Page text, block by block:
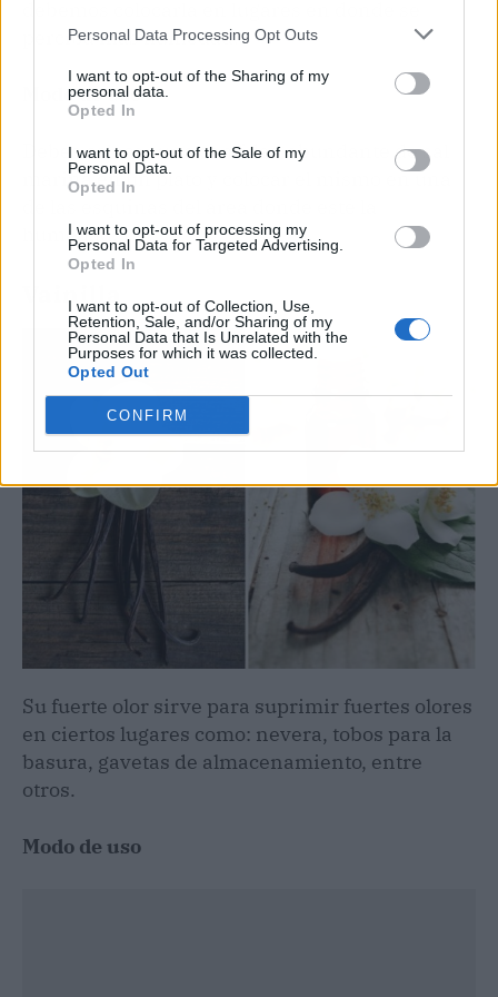
Personal Data Processing Opt Outs
I want to opt-out of the Sharing of my
personal data.
Opted In
I want to opt-out of the Sale of my
Personal Data.
Opted In
I want to opt-out of processing my
Personal Data for Targeted Advertising.
Opted In
I want to opt-out of Collection, Use,
Retention, Sale, and/or Sharing of my
Personal Data that Is Unrelated with the
Purposes for which it was collected.
Opted Out
CONFIRM
perciba más humedad.
Modo de uso
Debes colocar una cantidad abundante de sal
marina en un plato y colocar el mismo en una
humedad.
Vainilla
Su fuerte olor sirve para suprimir fuertes olores
en ciertos lugares como: nevera, tobos para la
basura, gavetas de almacenamiento, entre
otros.
Modo de uso